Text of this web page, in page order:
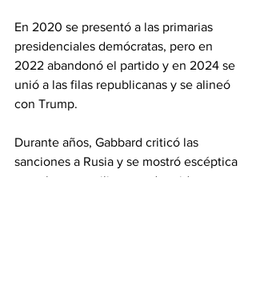
En 2020 se presentó a las primarias
presidenciales demócratas, pero en
2022 abandonó el partido y en 2024 se
unió a las filas republicanas y se alineó
con Trump.
Durante años, Gabbard criticó las
sanciones a Rusia y se mostró escéptica
con el apoyo militar estadounidense a